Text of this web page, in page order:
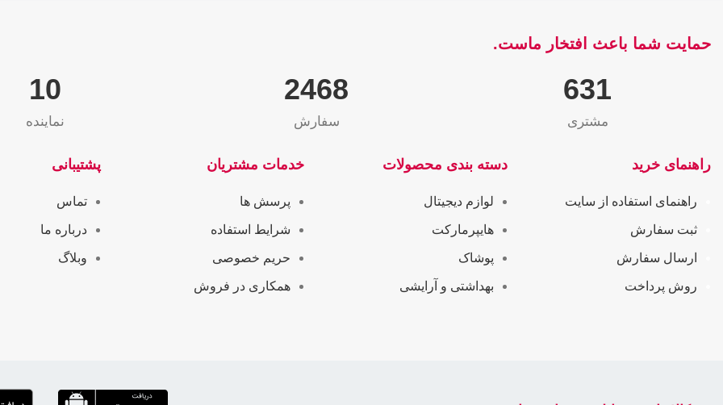
حمایت شما باعث افتخار ماست.
10
نماینده
2565
سفارش
655
مشتری
پشتیبانی
تماس
درباره ما
وبلاگ
خدمات مشتریان
پرسش ها
شرایط استفاده
حریم خصوصی
همکاری در فروش
دسته بندی محصولات
لوازم دیجیتال
هایپرمارکت
پوشاک
بهداشتی و آرایشی
راهنمای خرید
راهنمای استفاده از سایت
ثبت سفارش
ارسال سفارش
روش پرداخت